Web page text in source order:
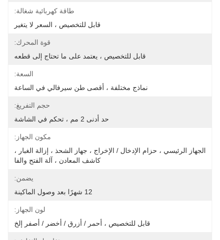
طاقة كهربائية شغالة:
قابل للتخصيص ، السعر لا يتغير
قوة المحرك:
قابل للتخصيص ، يعتمد على ما تحتاج إلى قطعه
السعة:
نماذج مختلفة ، أقصى طن سيرفالي في الساعة
حجم التفريغ:
حد أدنى 2 مم ، تحكم في الشاشة
مكون الجهاز:
كاشف المعادن ، آلة الفتح والفا
يضمن:
12 شهرًا بعد وصول الماكينة
لون الجهاز:
قابل للتخصيص ، أحمر / أزرق / أخضر / أصفر إلخ